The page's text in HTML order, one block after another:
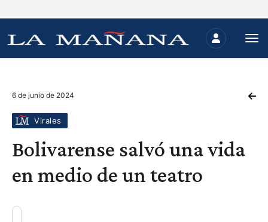
6 de junio de 2024
Virales
Bolivarense salvó una vida
en medio de un teatro